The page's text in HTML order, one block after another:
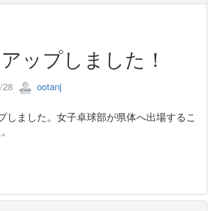
ップしました！
28 ootanj
しました。女子卓球部が県体へ出場するこ